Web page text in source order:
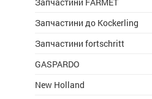
Запчастини до Kockerling
Запчастини fortschritt
GASPARDO
New Holland